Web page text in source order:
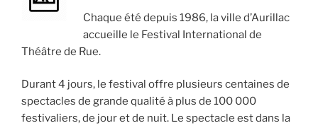
Chaque été depuis 1986, la ville d’Aurillac
accueille le Festival International de
Théâtre de Rue.
Durant 4 jours, le festival offre plusieurs centaines de
spectacles de grande qualité à plus de 100 000
festivaliers, de jour et de nuit. Le spectacle est dans la